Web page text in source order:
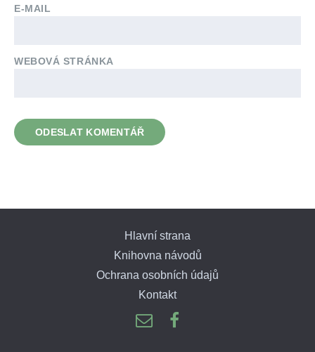
E-MAIL
WEBOVÁ STRÁNKA
Hlavní strana
Knihovna návodů
Ochrana osobních údajů
Kontakt